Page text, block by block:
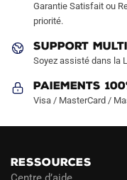
Garantie Satisfait ou
priorité.
SUPPORT
Soyez assisté dans la
Paiements
Visa / MasterCard /
RESSOURCES